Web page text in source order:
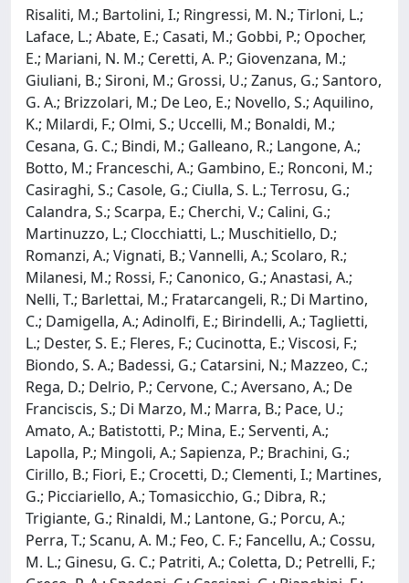
Risaliti, M.; Bartolini, I.; Ringressi, M. N.; Tirloni, L.;
Laface, L.; Abate, E.; Casati, M.; Gobbi, P.; Opocher,
E.; Mariani, N. M.; Ceretti, A. P.; Giovenzana, M.;
Giuliani, B.; Sironi, M.; Grossi, U.; Zanus, G.; Santoro,
G. A.; Brizzolari, M.; De Leo, E.; Novello, S.; Aquilino,
K.; Milardi, F.; Olmi, S.; Uccelli, M.; Bonaldi, M.;
Cesana, G. C.; Bindi, M.; Galleano, R.; Langone, A.;
Botto, M.; Franceschi, A.; Gambino, E.; Ronconi, M.;
Casiraghi, S.; Casole, G.; Ciulla, S. L.; Terrosu, G.;
Calandra, S.; Scarpa, E.; Cherchi, V.; Calini, G.;
Martinuzzo, L.; Clocchiatti, L.; Muschitiello, D.;
Romanzi, A.; Vignati, B.; Vannelli, A.; Scolaro, R.;
Milanesi, M.; Rossi, F.; Canonico, G.; Anastasi, A.;
Nelli, T.; Barlettai, M.; Fratarcangeli, R.; Di Martino,
C.; Damigella, A.; Adinolfi, E.; Birindelli, A.; Taglietti,
L.; Dester, S. E.; Fleres, F.; Cucinotta, E.; Viscosi, F.;
Biondo, S. A.; Badessi, G.; Catarsini, N.; Mazzeo, C.;
Rega, D.; Delrio, P.; Cervone, C.; Aversano, A.; De
Franciscis, S.; Di Marzo, M.; Marra, B.; Pace, U.;
Amato, A.; Batistotti, P.; Mina, E.; Serventi, A.;
Lapolla, P.; Mingoli, A.; Sapienza, P.; Brachini, G.;
Cirillo, B.; Fiori, E.; Crocetti, D.; Clementi, I.; Martines,
G.; Picciariello, A.; Tomasicchio, G.; Dibra, R.;
Trigiante, G.; Rinaldi, M.; Lantone, G.; Porcu, A.;
Perra, T.; Scanu, A. M.; Feo, C. F.; Fancellu, A.; Cossu,
M. L.; Ginesu, G. C.; Patriti, A.; Coletta, D.; Petrelli, F.;